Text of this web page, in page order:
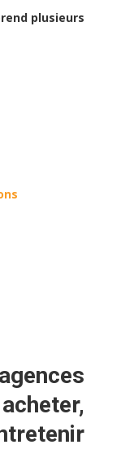
plusieurs
acheter,